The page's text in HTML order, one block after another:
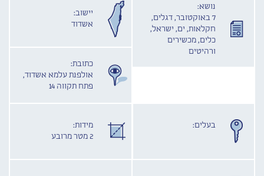
נושא:
7 באוקטובר, דגלים,
חקלאות, ים, ישראל,
כלים, מכשירים
ורהיטים
יישוב:
אשדוד
כתובת:
אולפנת עלמא אשדוד,
פתח תקווה 14
בעלים:
מידות:
2 מטר מרובע